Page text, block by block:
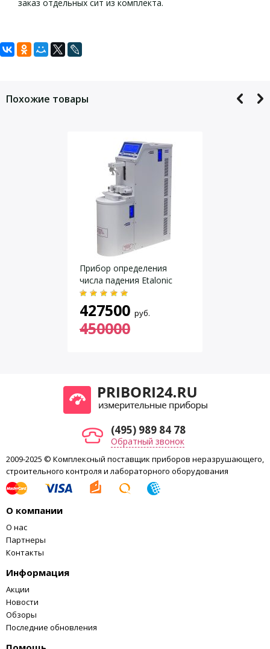
заказ отдельных сит из комплекта.
Параметр
Тип просеивающего элемента
300
75
Задать вопрос
обработку персональных данных
Похожие товары
Прибор определения
числа падения Etalonic
427500 руб.
450000
(495) 989 84 78
Обратный звонок
2009-2025 © Комплексный поставщик приборов неразрушающего,
строительного контроля и лабораторного оборудования
О компании
О нас
Партнеры
Контакты
Информация
Акции
Новости
Обзоры
Последние обновления